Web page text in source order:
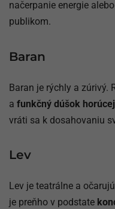
načerpanie energie
publikom.
Baran
Baran je rýchly a zúrivý.
a funkčný dúšok
vráti sa k dosahovaniu
Lev
Lev je teatrálne a
je preňho v podstate